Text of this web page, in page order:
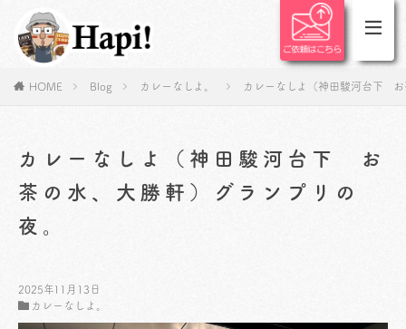
HOME Blog カレーなしよ。 カレーなしよ（神田駿河台下
カレーなしよ（神田駿河台下 お
茶の水、大勝軒）グランプリの
夜。
2025年11月13日
カレーなしよ。